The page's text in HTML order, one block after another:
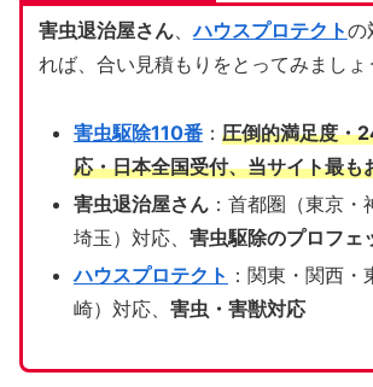
害虫退治屋さん、ハウスプロテクトの
れば、合い見積もりをとってみましょ
害虫駆除110番： 圧倒的満足度・
応・日本全国受付、当サイト最も
害虫退治屋さん：首都圏（東京・
埼玉）対応、 害虫駆除のプロフェ
ハウスプロテクト ：関東・関西
崎）対応、 害虫・害獣対応